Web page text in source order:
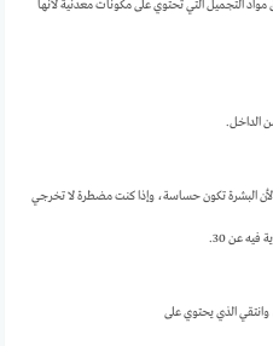
مواد التجميل التي تحتوي على مكونات معدنية لأنها
الداخل.
من المنزل في أوقات النهار لمدة 24 ساعة لأن البشرة تكون حساسة، وإذا كنت مضطرة لا تخرجي
عن 30.
الذي يحتوي على